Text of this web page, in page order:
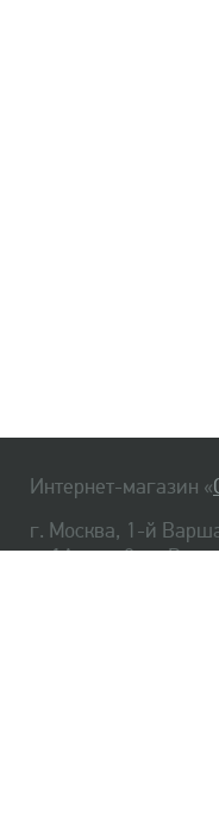
Интернет-магазин «
г. Москва, 1-й
д. 1А, стр. 3, м.